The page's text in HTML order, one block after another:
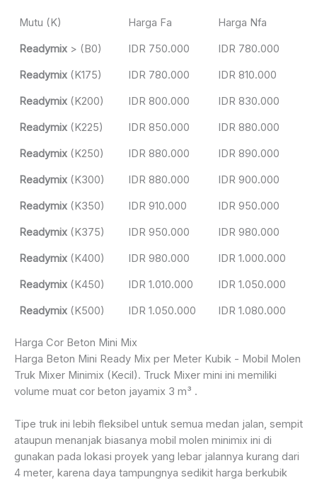
Mutu (K) Harga Fa Harga Nfa
Readymix > (B0) IDR 750.000 IDR 780.000
Readymix (K175) IDR 780.000 IDR 810.000
Readymix (K200) IDR 800.000 IDR 830.000
Readymix (K225) IDR 850.000 IDR 880.000
Readymix (K250) IDR 880.000 IDR 890.000
Readymix (K300) IDR 880.000 IDR 900.000
Readymix (K350) IDR 910.000 IDR 950.000
Readymix (K375) IDR 950.000 IDR 980.000
Readymix (K400) IDR 980.000 IDR 1.000.000
Readymix (K450) IDR 1.010.000 IDR 1.050.000
Readymix (K500) IDR 1.050.000 IDR 1.080.000
Harga Cor Beton Mini Mix
Harga Beton Mini Ready Mix per Meter Kubik - Mobil Molen
Truk Mixer Minimix (Kecil). Truck Mixer mini ini memiliki
volume muat cor beton jayamix 3 m³ .
Tipe truk ini lebih fleksibel untuk semua medan jalan, sempit
ataupun menanjak biasanya mobil molen minimix ini di
gunakan pada lokasi proyek yang lebar jalannya kurang dari
4 meter, karena daya tampungnya sedikit harga berkubik